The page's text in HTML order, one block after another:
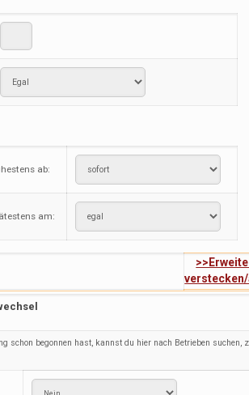
ab:
am:
schon begonnen hast, kannst du hier nach Betrieben suchen,